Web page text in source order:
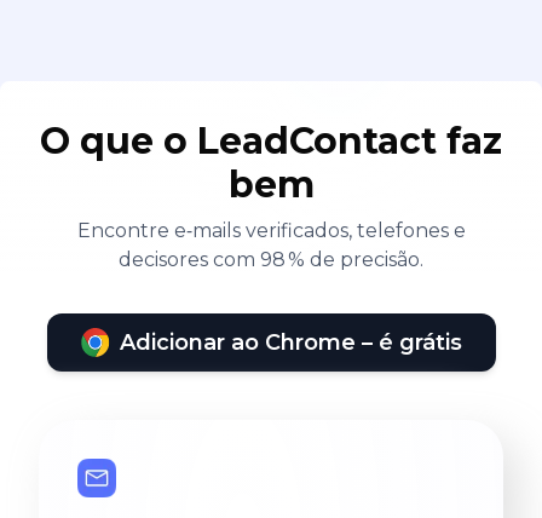
O que o LeadContact faz
bem
Encontre e‑mails verificados, telefones e
decisores com 98 % de precisão.
Adicionar ao Chrome – é grátis